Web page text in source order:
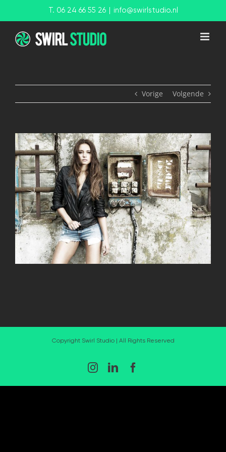
T. 06 24 66 55 26 | info@swirlstudio.nl
Vorige Volgende
View
Larger
Image
Copyright Swirl Studio | All Rights Reserved
Instagram
LinkedIn